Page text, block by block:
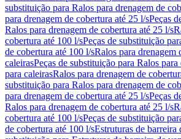
substituição para Ralos para drenagem de
para drenagem de cobertura até 25 l/sPeças
Ralos para drenagem de cobertura até 25 l/s
cobertura até 100 l/sPeças de substituição
de cobertura até 100 l/sRalos para drenagem
caleirasPeças de substituição para Ralos
para caleirasRalos para drenagem de
substituição para Ralos para drenagem de
para drenagem de cobertura até 25 l/sPeças
Ralos para drenagem de cobertura até 25 l/s
cobertura até 100 l/sPeças de substituição
de cobertura até 100 l/sEstruturas de barreira